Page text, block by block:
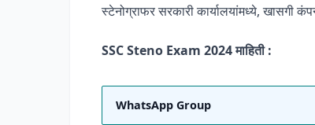
स्टेनोग्राफर सरकारी कार्यालयांमध्ये, खासगी
SSC Steno Exam 2024 माहिती :
WhatsApp Group